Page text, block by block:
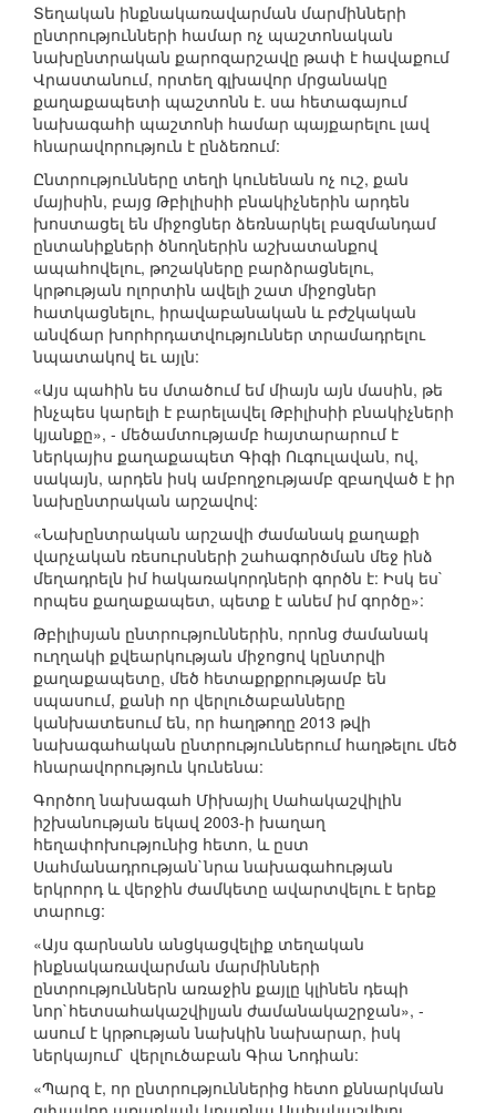
Տեղական ինքնակառավարման մարմինների
ընտրությունների համար ոչ պաշտոնական
նախընտրական քարոզարշավը թափ է հավաքում
Վրաստանում, որտեղ գլխավոր մրցանակը
քաղաքապետի պաշտոնն է. սա հետագայում
նախագահի պաշտոնի համար պայքարելու լավ
հնարավորություն է ընձեռում:
Ընտրությունները տեղի կունենան ոչ ուշ, քան
մայիսին, բայց Թբիլիսիի բնակիչներին արդեն
խոստացել են միջոցներ ձեռնարկել բազմանդամ
ընտանիքների ծնողներին աշխատանքով
ապահովելու, թոշակները բարձրացնելու,
կրթության ոլորտին ավելի շատ միջոցներ
հատկացնելու, իրավաբանական և բժշկական
անվճար խորհրդատվություններ տրամադրելու
նպատակով եւ այլն:
«Այս պահին ես մտածում եմ միայն այն մասին, թե
ինչպես կարելի է բարելավել Թբիլիսիի բնակիչների
կյանքը», - մեծամտությամբ հայտարարում է
ներկայիս քաղաքապետ Գիգի Ուգուլավան, ով,
սակայն, արդեն իսկ ամբողջությամբ զբաղված է իր
նախընտրական արշավով:
«Նախընտրական արշավի ժամանակ քաղաքի
վարչական ռեսուրսների շահագործման մեջ ինձ
մեղադրելն իմ հակառակորդների գործն է: Իսկ ես`
որպես քաղաքապետ, պետք է անեմ իմ գործը»:
Թբիլիսյան ընտրություններին, որոնց ժամանակ
ուղղակի քվեարկության միջոցով կընտրվի
քաղաքապետը, մեծ հետաքրքրությամբ են
սպասում, քանի որ վերլուծաբանները
կանխատեսում են, որ հաղթողը 2013 թվի
նախագահական ընտրություններում հաղթելու մեծ
հնարավորություն կունենա:
Գործող նախագահ Միխայիլ Սահակաշվիլին
իշխանության եկավ 2003-ի խաղաղ
հեղափոխությունից հետո, և ըստ
Սահմանադրության`նրա նախագահության
երկրորդ և վերջին ժամկետը ավարտվելու է երեք
տարուց:
«Այս գարնանն անցկացվելիք տեղական
ինքնակառավարման մարմինների
ընտրություններն առաջին քայլը կլինեն դեպի
նոր`հետսահակաշվիլյան ժամանակաշրջան», -
ասում է կրթության նախկին նախարար, իսկ
ներկայում` վերլուծաբան Գիա Նոդիան:
«Պարզ է, որ ընտրություններից հետո քննարկման